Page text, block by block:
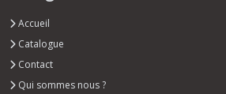
Accueil
Catalogue
Contact
Qui sommes nous ?